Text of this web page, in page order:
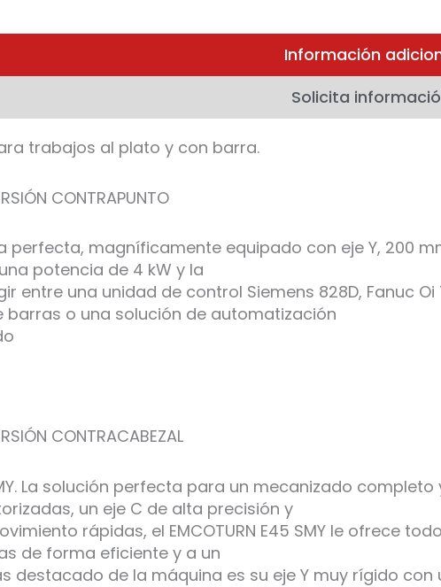
Información
Solicita
trabajos al plato y con barra.
CONTRAPUNTO
perfecta, magníficamente equipado con eje Y, 200
potencia de 4 kW y la
entre una unidad de control Siemens 828D, Fanuc
barras o una solución de automatización
CONTRACABEZAL
La solución perfecta para un mecanizado
un eje C de alta precisión y
rápidas, el EMCOTURN E45 SMY le ofrece
de forma eficiente y a un
destacado de la máquina es su eje Y muy rígido